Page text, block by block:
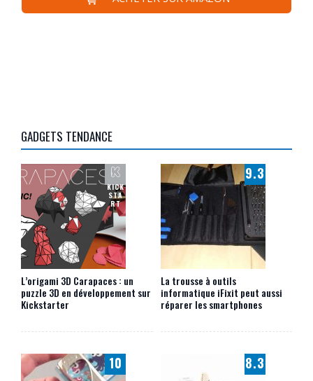
GADGETS TENDANCE
KICK
STA
RT
L’origami 3D Carapaces : un
puzzle 3D en développement sur
Kickstarter
9.3
La trousse à outils
informatique iFixit peut aussi
réparer les smartphones
10 8.3